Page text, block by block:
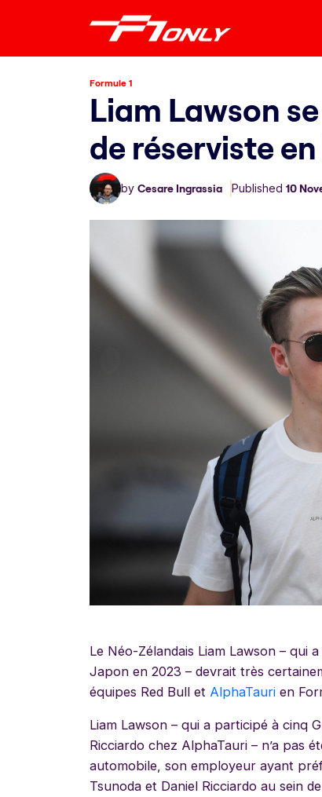
Formule 1
Liam Lawson
de réserviste
by Cesare Ingrassia Published 10
Le Néo-Zélandais Liam Lawson – qui
Japon en 2023 – devrait très
équipes Red Bull et AlphaTauri en
Liam Lawson – qui a participé à cinq
Ricciardo chez AlphaTauri – n’a pas
automobile, son employeur ayant
Tsunoda et Daniel Ricciardo au sein